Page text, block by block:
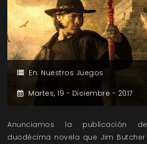
En: Nuestros Juegos
Martes, 19 - Diciembre - 2017
Anunciamos la publicación
duodécima novela que Jim